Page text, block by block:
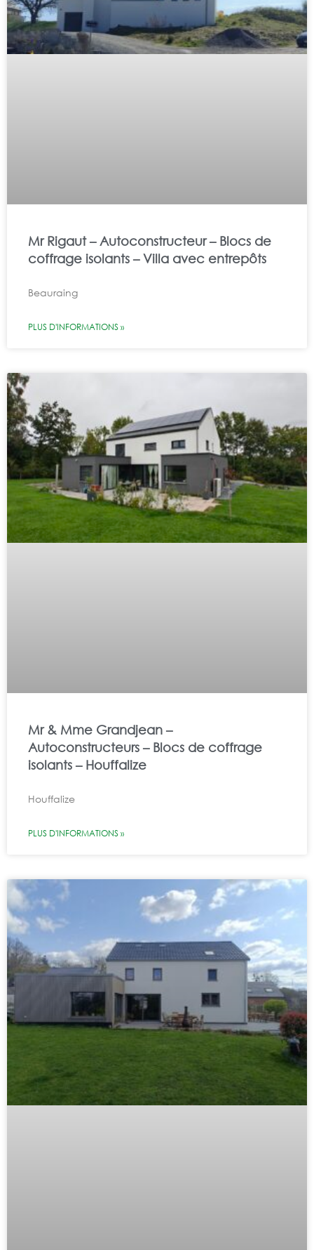
Mr Rigaut – Autoconstructeur – Blocs de
coffrage isolants – Villa avec entrepôts
Beauraing
PLUS D'INFORMATIONS »
Mr & Mme Grandjean –
Autoconstructeurs – Blocs de coffrage
isolants – Houffalize
Houffalize
PLUS D'INFORMATIONS »